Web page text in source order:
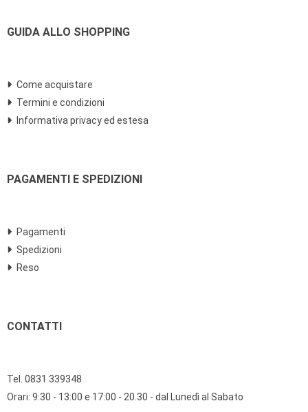
GUIDA ALLO SHOPPING
Come acquistare
Termini e condizioni
Informativa privacy ed estesa
PAGAMENTI E SPEDIZIONI
Pagamenti
Spedizioni
Reso
CONTATTI
Tel. 0831 339348
Orari: 9:30 - 13:00 e 17:00 - 20.30 - dal Lunedì al Sabato